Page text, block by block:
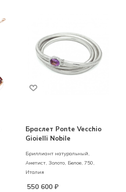
Браслет Ponte Vecchio
Gioielli Nobile
Бриллиант натуральный,
Аметист, Золото, Белое, 750,
Италия
550 600₽